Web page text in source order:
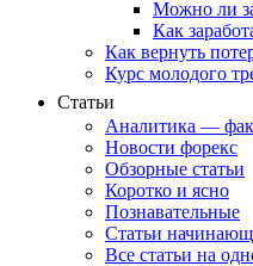
Можно ли
Как
Как вернуть
Курс молодого
Статьи
Аналитика —
Новости форекс
Обзорные статьи
Коротко и ясно
Познавательные
Статьи
Все статьи на